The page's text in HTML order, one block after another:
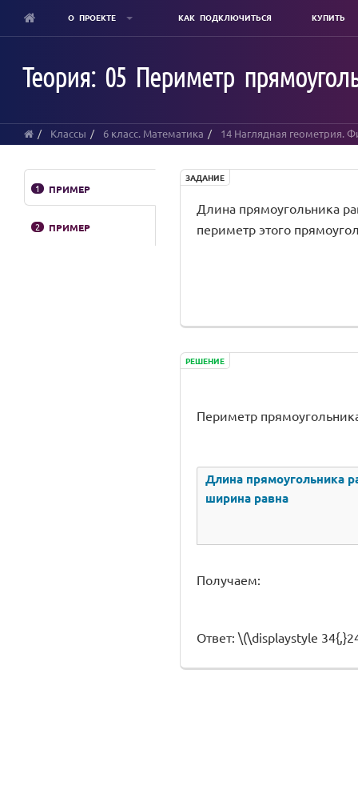
content
О ПРОЕКТЕ КАК ПОДКЛЮЧИТЬСЯ КУПИТЬ
Теория: 05 Периметр
Классы 6 класс. Математика 14 Наглядная геометрия.
1 ПРИМЕР
2 ПРИМЕР
ЗАДАНИЕ
Длина прямоугольника
периметр этого
РЕШЕНИЕ
Периметр
Длина прямоугольника
ширина равна
Получаем:
Ответ: \(\displaystyle